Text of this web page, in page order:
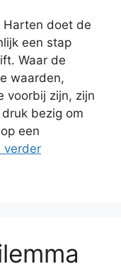
Harten doet de
een stap
Waar de
waarden,
voorbij zijn, zijn
bezig om
een
verder